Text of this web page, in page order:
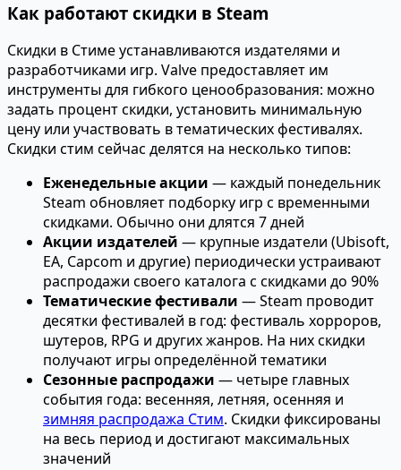
Как работают скидки в Steam
Скидки в Стиме устанавливаются издателями и
разработчиками игр. Valve предоставляет им
инструменты для гибкого ценообразования: можно
задать процент скидки, установить минимальную
цену или участвовать в тематических фестивалях.
Скидки стим сейчас делятся на несколько типов:
Еженедельные акции — каждый понедельник
Steam обновляет подборку игр с временными
скидками. Обычно они длятся 7 дней
Акции издателей — крупные издатели (Ubisoft,
EA, Capcom и другие) периодически устраивают
распродажи своего каталога с скидками до 90%
Тематические фестивали — Steam проводит
десятки фестивалей в год: фестиваль хорроров,
шутеров, RPG и других жанров. На них скидки
получают игры определённой тематики
Сезонные распродажи — четыре главных
события года: весенняя, летняя, осенняя и
зимняя распродажа Стим. Скидки фиксированы
на весь период и достигают максимальных
значений